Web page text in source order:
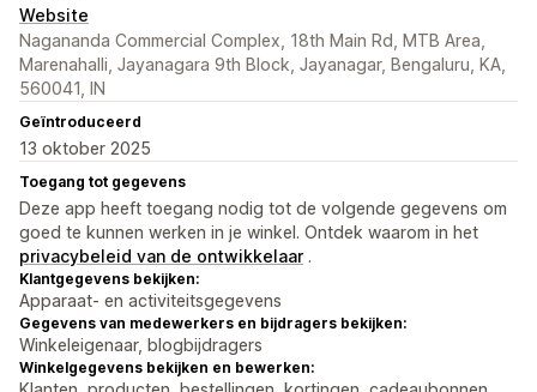
Website
Nagananda Commercial Complex, 18th Main Rd, MTB Area,
Marenahalli, Jayanagara 9th Block, Jayanagar, Bengaluru, KA,
560041, IN
Geïntroduceerd
13 oktober 2025
Toegang tot gegevens
Deze app heeft toegang nodig tot de volgende gegevens om
goed te kunnen werken in je winkel. Ontdek waarom in het
privacybeleid van de ontwikkelaar .
Klantgegevens bekijken:
Apparaat- en activiteitsgegevens
Gegevens van medewerkers en bijdragers bekijken:
Winkeleigenaar, blogbijdragers
Winkelgegevens bekijken en bewerken: